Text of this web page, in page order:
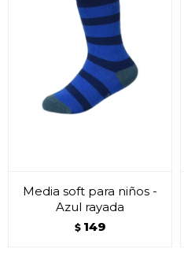
Media soft para niños -
Azul rayada
$ 149